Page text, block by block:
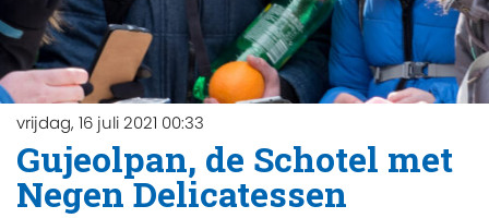
vrijdag, 16 juli 2021 00:33
Gujeolpan, de Schotel met
Negen Delicatessen